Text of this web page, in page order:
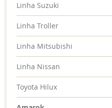
Linha Suzuki
Linha Troller
Linha Mitsubishi
Linha Nissan
Toyota Hilux